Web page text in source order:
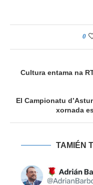
0
Cultura entama na
El Campionatu
xornada
TAMIÉN